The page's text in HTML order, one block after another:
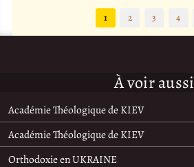
1
2 3 4
À voir aussi
Académie Théologique de KIEV
Académie Théologique de KIEV
Orthodoxie en UKRAINE